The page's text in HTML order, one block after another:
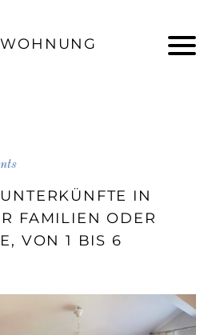
IN
FAMILIEN ODER
VON 1 BIS 6